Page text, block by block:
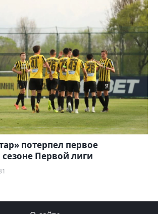
потерпел первое
Первой лиги